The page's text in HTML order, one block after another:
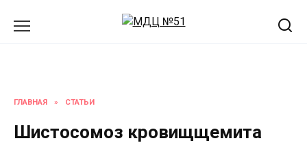
ГЛАВНАЯ » СТАТЬИ
Шистосомоз кровищщемита